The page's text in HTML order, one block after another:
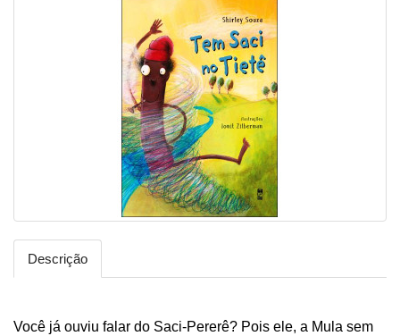
Descrição
Você já ouviu falar do Saci-Pererê? Pois ele, a Mula sem